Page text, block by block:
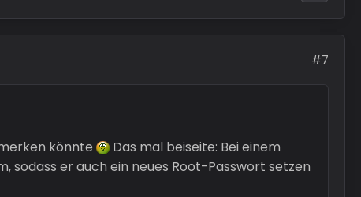
#7
könnte
Das mal beiseite: Bei einem
sodass er auch ein neues Root-Passwort setzen